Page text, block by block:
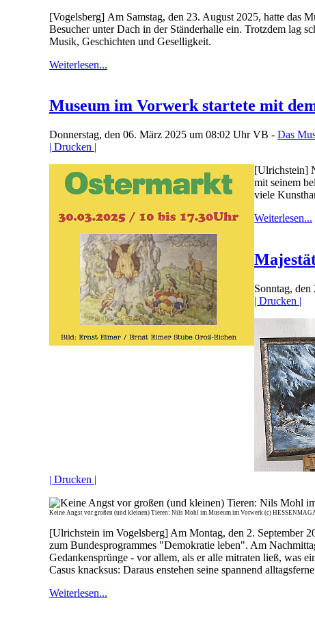
[Vogelsberg] Am Samstag, den 23. August 2025, hatte das
Besucher unter Dach in der Ständerhalle ein. Trotzdem lag
Musik, Geschichten und Geselligkeit.
Weiterlesen...
Museum im Vorwerk startete mit
Donnerstag, den 06. März 2025 um 08:02 UhrVB - Das
| Drucken |
[Ulrichstein]
mit seinem
viele
Weiterlesen...
Sonntag,
| Drucken |
| Drucken |
Keine Angst vor großen (und kleinen) Tieren: Nils Mohl im Museum im Vorwerk (c)
[Ulrichstein im Vogelsberg] Am Montag, den 2. September
zum Bundesprogrammes "Demokratie leben". Am
Gedankensprünge - vor allem, als er alle mitraten ließ, was
Casus knacksus: Daraus enstehen seine spannend
Weiterlesen...